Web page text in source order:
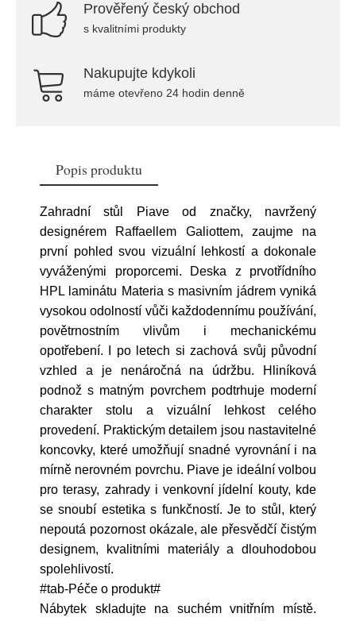
Prověřený český obchod
s kvalitními produkty
Nakupujte kdykoli
máme otevřeno 24 hodin denně
Popis produktu
Zahradní stůl Piave od značky, navržený
designérem Raffaellem Galiottem, zaujme na
první pohled svou vizuální lehkostí a dokonale
vyváženými proporcemi. Deska z prvotřídního
HPL laminátu Materia s masivním jádrem vyniká
vysokou odolností vůči každodennímu používání,
povětrnostním vlivům i mechanickému
opotřebení. I po letech si zachová svůj původní
vzhled a je nenáročná na údržbu. Hliníková
podnož s matným povrchem podtrhuje moderní
charakter stolu a vizuální lehkost celého
provedení. Praktickým detailem jsou nastavitelné
koncovky, které umožňují snadné vyrovnání i na
mírně nerovném povrchu. Piave je ideální volbou
pro terasy, zahrady i venkovní jídelní kouty, kde
se snoubí estetika s funkčností. Je to stůl, který
nepoutá pozornost okázale, ale přesvědčí čistým
designem, kvalitními materiály a dlouhodobou
spolehlivostí.
#tab-Péče o produkt#
Nábytek skladujte na suchém vnitřním místě.